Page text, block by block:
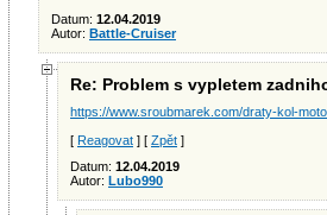
Datum: 12.04.2019
Autor: Battle-Cruiser
Re: Problem s vypletem
https://www.sroubmarek.com/draty-kol-
[ Reagovat ] [ Zpět ]
Datum: 12.04.2019
Autor: Lubo990